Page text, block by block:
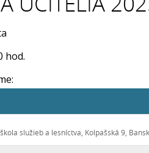
hod.
služieb a lesníctva, Kolpašská 9,